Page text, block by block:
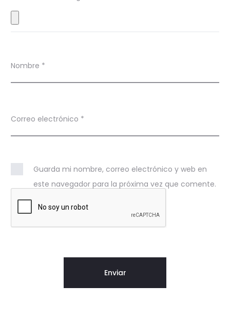
s
Nombre *
Correo electrónico *
Guarda mi nombre, correo electrónico y web en
este navegador para la próxima vez que comente.